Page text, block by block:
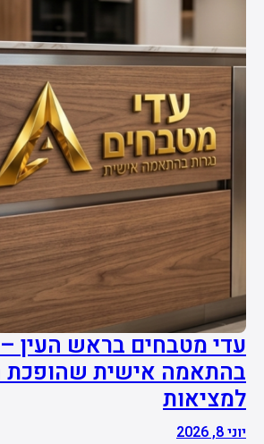
עדי מטבחים בראש העין –
בהתאמה אישית שהופכת
למציאות
יוני 8, 2026